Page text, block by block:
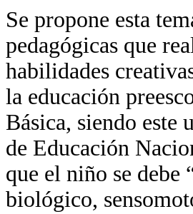
Se propone esta
pedagógicas que
habilidades
la educación
Básica, siendo
de Educación
que el niño se debe
biológico,